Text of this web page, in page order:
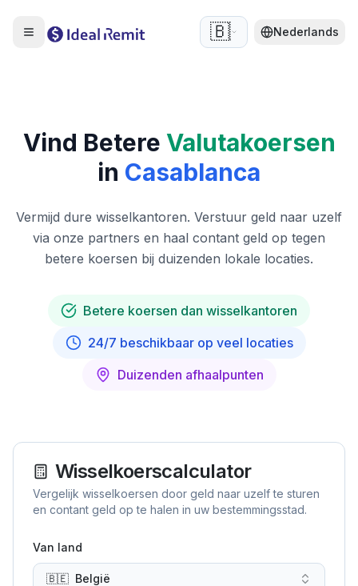
🇧🇪 Nederlands
Vind Betere Valutakoersen
in Casablanca
Vermijd dure wisselkantoren. Verstuur geld naar uzelf
via onze partners en haal contant geld op tegen
betere koersen bij duizenden lokale locaties.
Betere koersen dan wisselkantoren
24/7 beschikbaar op veel locaties
Duizenden afhaalpunten
Wisselkoerscalculator
Vergelijk wisselkoersen door geld naar uzelf te sturen
en contant geld op te halen in uw bestemmingsstad.
Van land
🇧🇪 België